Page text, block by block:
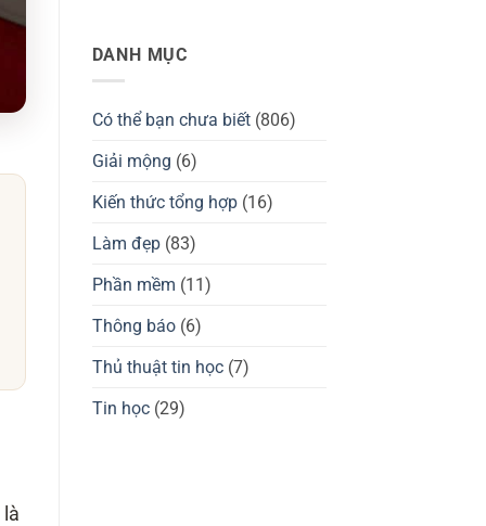
nào?
Đánh
2
Pro,
Max
có
không?
luận
ở
của
Đánh
gaming
OGM
Pro,
DANH MỤC
Có thể bạn chưa biết(806)
Giải mộng (6)
Kiến thức tổng hợp(16)
Làm đẹp(83)
Phần mềm (11)
Thông báo(6)
Thủ thuật tin học(7)
Tin học(29)